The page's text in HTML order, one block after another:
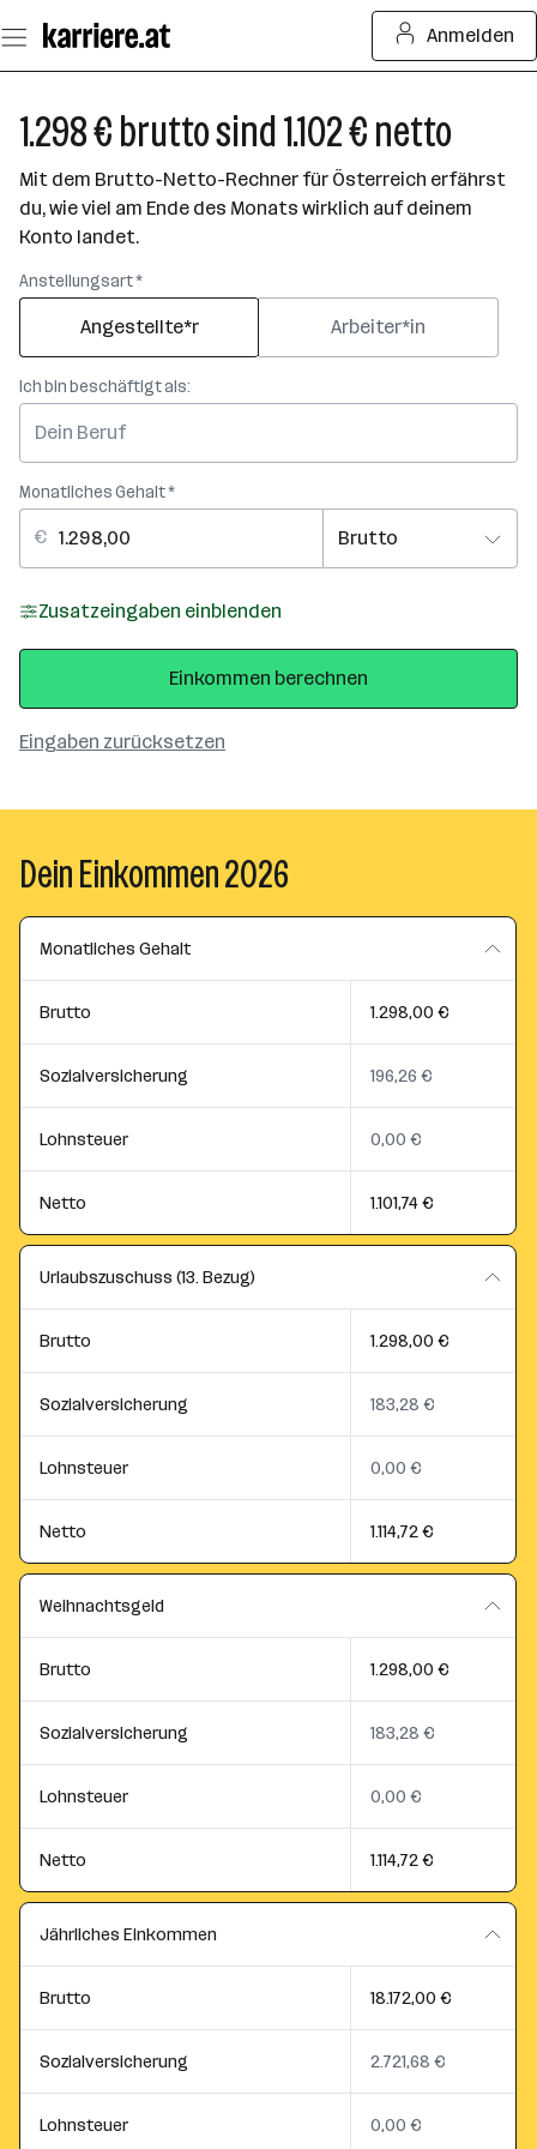
Seiteninhalt
springen
Anmelden
1.298 € brutto sind 1.102 € netto
Mit dem Brutto-Netto-Rechner für Österreich erfährst
du, wie viel am Ende des Monats wirklich auf deinem
Konto landet.
Anstellungsart *
Angestellte*r Arbeiter*in
Ich bin beschäftigt als:
Monatliches Gehalt *
Zusatzeingaben einblenden
Eingaben zurücksetzen
Einkommen berechnen
Dein Einkommen 2026
Monatliches Gehalt
Brutto 1.298,00 €
Sozialversicherung 196,26 €
Lohnsteuer 0,00 €
Netto 1.101,74 €
Urlaubszuschuss (13. Bezug)
Brutto 1.298,00 €
Sozialversicherung 183,28 €
Lohnsteuer 0,00 €
Netto 1.114,72 €
Weihnachtsgeld
Brutto 1.298,00 €
Sozialversicherung 183,28 €
Lohnsteuer 0,00 €
Netto 1.114,72 €
Jährliches Einkommen
Brutto 18.172,00 €
Sozialversicherung 2.721,68 €
Lohnsteuer 0,00 €